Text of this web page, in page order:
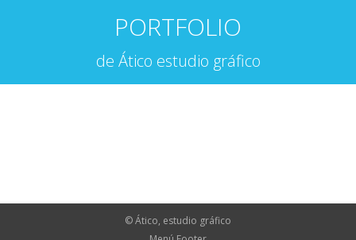
PORTFOLIO
de Ático estudio gráfico
© Ático, estudio gráfico